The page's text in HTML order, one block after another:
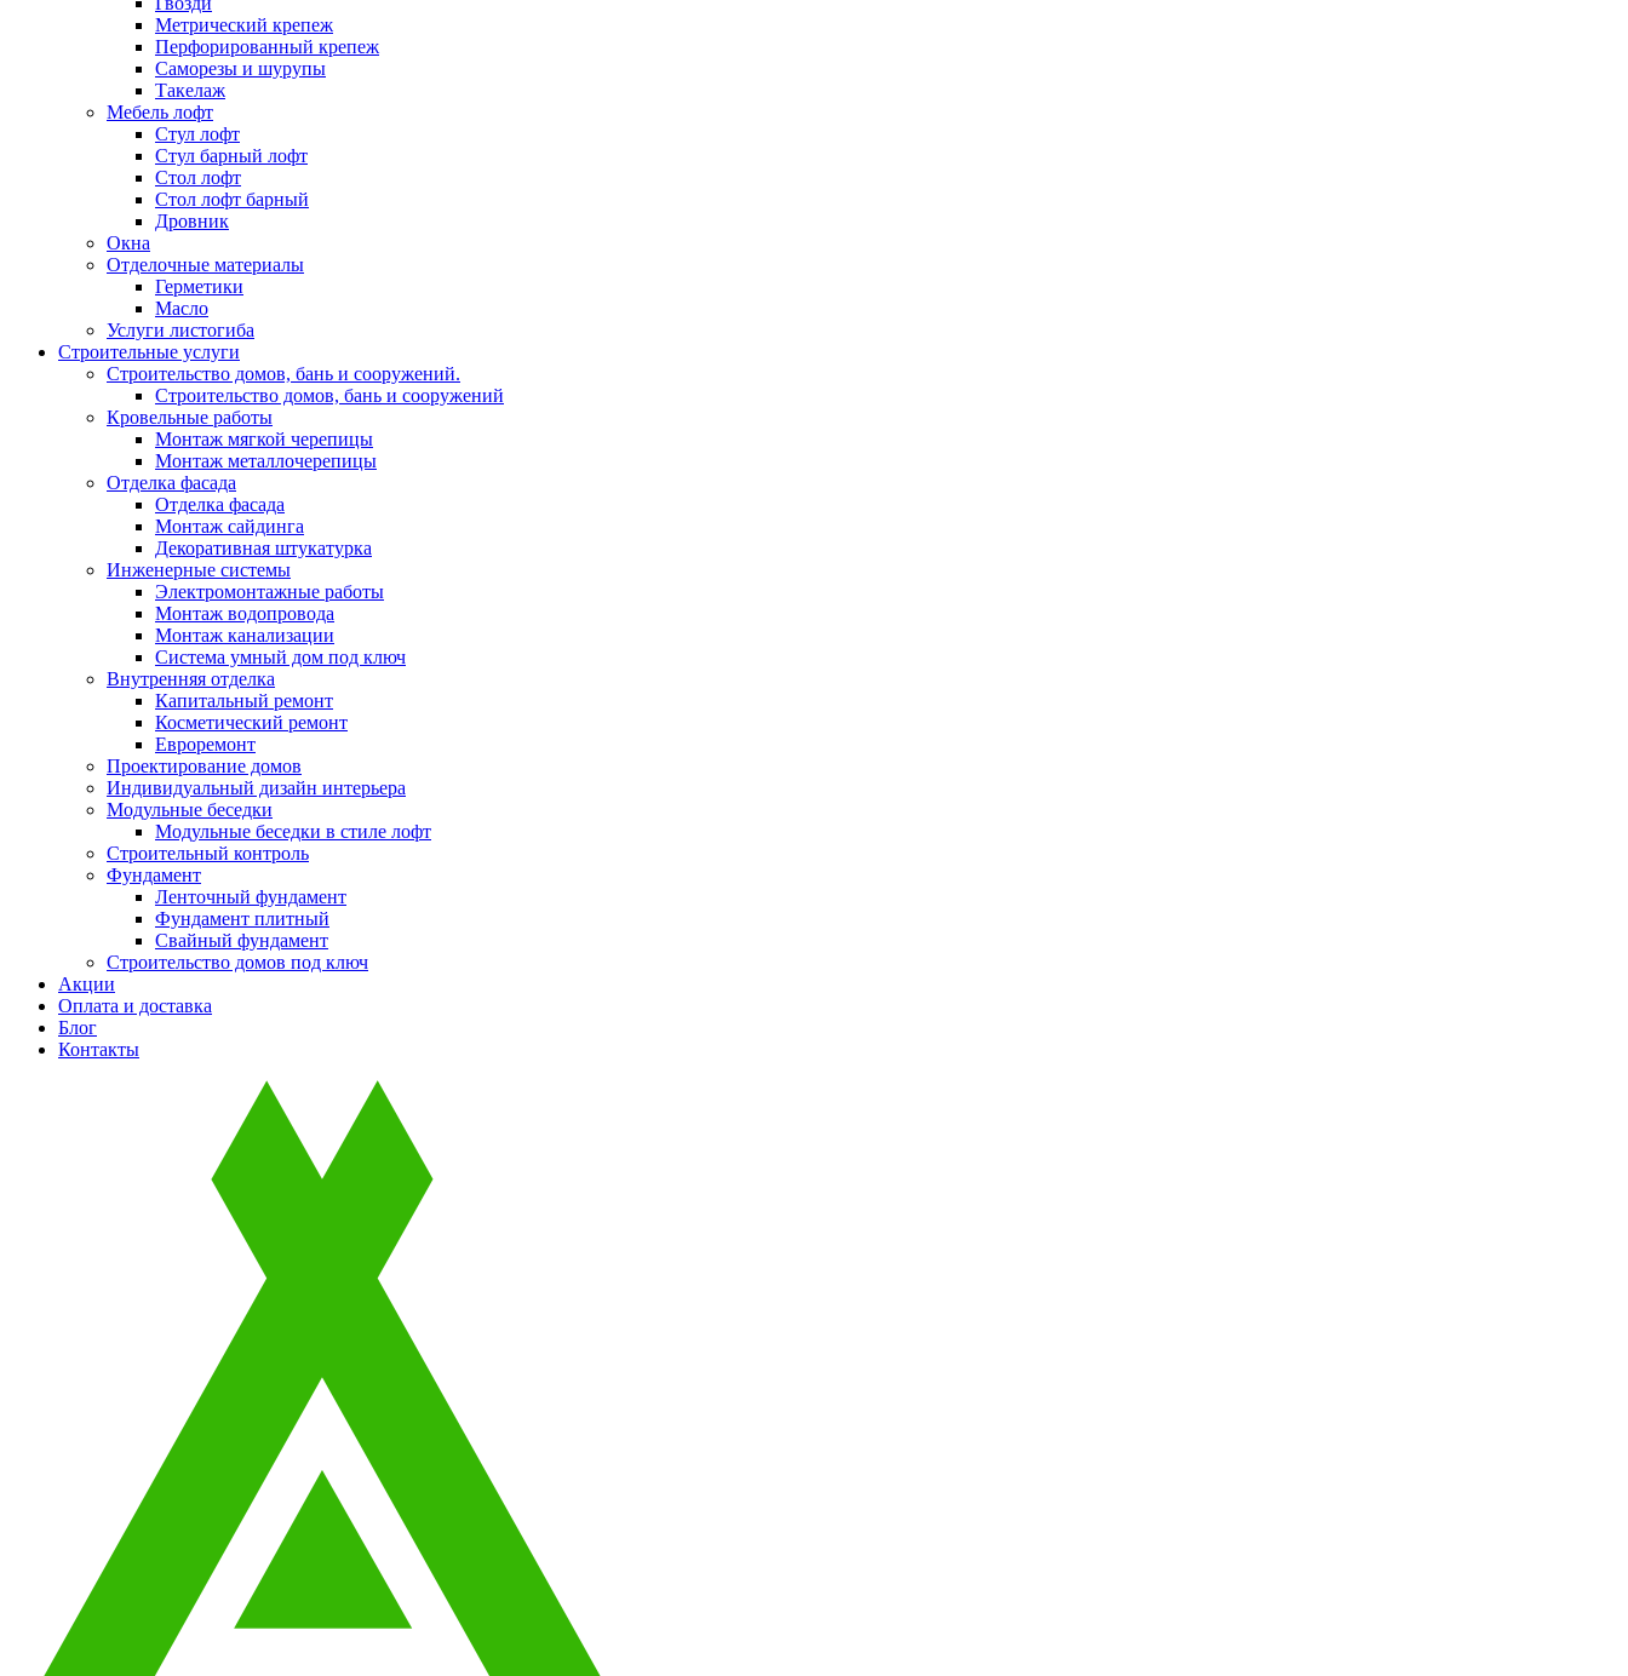
Метрический крепеж
Перфорированный крепеж
Саморезы и шурупы
Такелаж
Мебель лофт
Стул лофт
Стул барный лофт
Стол лофт
Стол лофт барный
Дровник
Окна
Отделочные материалы
Герметики
Масло
Услуги листогиба
Строительные услуги
Строительство домов, бань и сооружений.
Строительство домов, бань и сооружений
Кровельные работы
Монтаж мягкой черепицы
Монтаж металлочерепицы
Отделка фасада
Отделка фасада
Монтаж сайдинга
Декоративная штукатурка
Инженерные системы
Электромонтажные работы
Монтаж водопровода
Монтаж канализации
Система умный дом под ключ
Внутренняя отделка
Капитальный ремонт
Косметический ремонт
Евроремонт
Проектирование домов
Индивидуальный дизайн интерьера
Модульные беседки
Модульные беседки в стиле лофт
Строительный контроль
Фундамент
Ленточный фундамент
Фундамент плитный
Свайный фундамент
Строительство домов под ключ
Акции
Оплата и доставка
Блог
Контакты